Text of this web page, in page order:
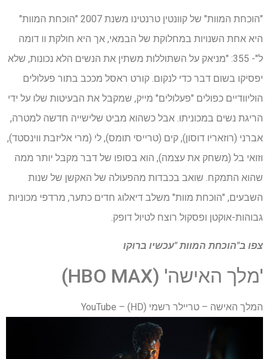
"הוכחת המוות" של קוונטין טרנטינו משנת 2007 "הוכחת המוות"
היא אחת השנויות במחלוקת של הבמאי, אך היא חולקת וו דומה
ל"- 355: "מניאק על השתוללות משתין את הנשים הלא נכונות, שלא
יפסיקו בשום דבר כדי לנקום. קורט ראסל מככב בתור פעלולים
הוליוודיים כפולים "פעלולים" מייק, שמקבל את הבעיטות שלו על ידי
הריגת נשים במכוניתו. אבל כשהוא מביט שלישייה חדשה למטרה,
אברני (רוזאריו דוסון), קים (טרייסי תומס), לי (מרי אליזבת ווינסטד),
וזואי בל (משחק את עצמה), הוא בסופו של דבר מקבל יותר ממה
שהוא התמקח. שואב בכבדות מהפעולה של האקשן של שנות
השבעים, "הוכחת מוות" משלב דיאלוג חדים כתער, מרדפי מכוניות
גבוהות-אוקטן ופסקול רוצח לטיול דופק.
צפו ב"הוכחת המוות "עכשיו ברוקו
'מלך האישה' (HBO MAX)
המלך האישה – טריילר רשמי (HD) – YouTube